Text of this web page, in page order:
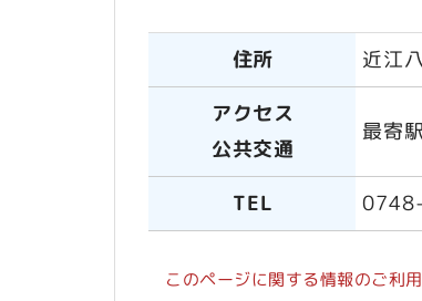
住所
近江
アクセス
公共交通
最寄
TEL
このページに関する情報のご利